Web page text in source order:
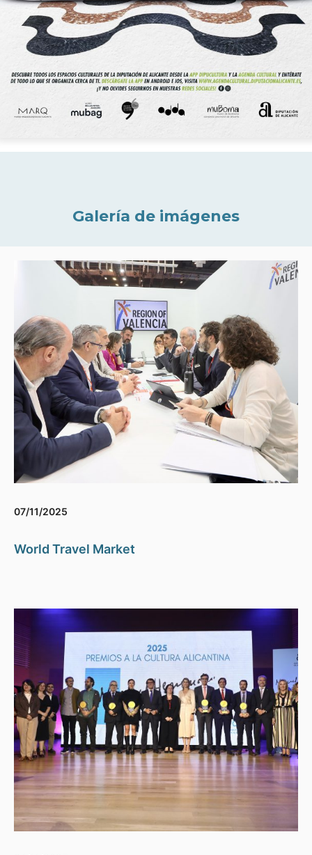
Galería de imágenes
07/11/2025
World Travel Market